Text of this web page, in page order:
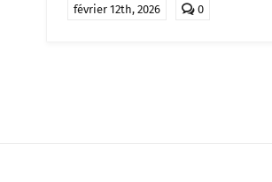
février 12th, 2026 0comments